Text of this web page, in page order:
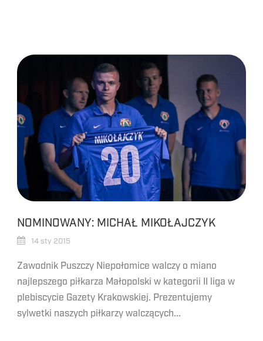
NOMINOWANY: MICHAŁ MIKOŁAJCZYK
14 sty 2015
Zawodnik Puszczy Niepołomice walczy o miano
najlepszego piłkarza Małopolski w kategorii II liga w
plebiscycie Gazety Krakowskiej. Prezentujemy
sylwetki naszych piłkarzy walczących...